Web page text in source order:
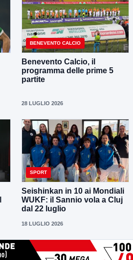
BENEVENTO CALCIO
Benevento Calcio, il
programma delle prime 5
partite
28 LUGLIO 2026
SPORT
Seishinkan in 10 ai Mondiali
WUKF: il Sannio vola a Cluj
dal 22 luglio
18 LUGLIO 2026